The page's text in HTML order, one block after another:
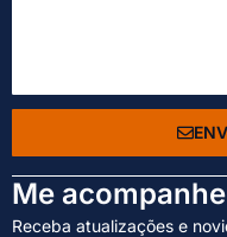
Me
Receba atualizações e